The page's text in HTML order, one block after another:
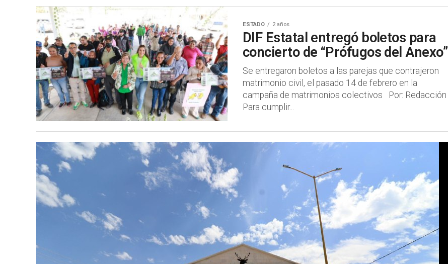
ESTADO 2 años
DIF Estatal entregó boletos para
concierto de “Prófugos del Anexo”
Se entregaron boletos a las parejas que contrajeron
matrimonio civil, el pasado 14 de febrero en la
campaña de matrimonios colectivos Por: Redacción
Para cumplir...